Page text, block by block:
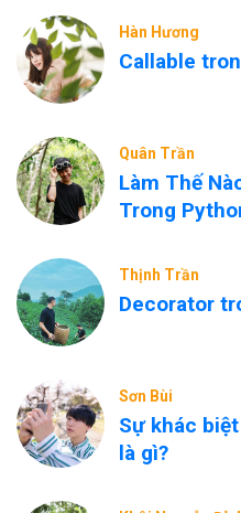
Hàn Hương
Callable
Quân Trần
Làm Thế
Trong
Thịnh Trần
Decorator
Sơn Bùi
Sự khác
là gì?